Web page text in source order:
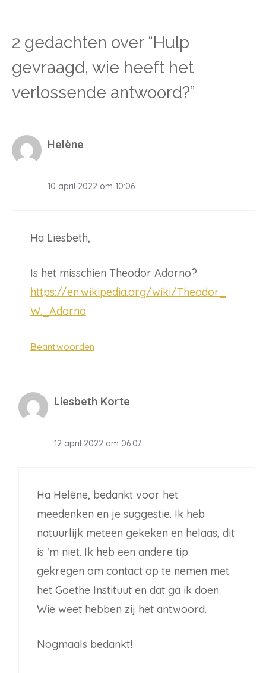
2 gedachten over “Hulp
gevraagd, wie heeft het
verlossende antwoord?”
Helène
10 april 2022 om 10:06
Ha Liesbeth,
Is het misschien Theodor Adorno?
https://en.wikipedia.org/wiki/Theodor_
W._Adorno
Beantwoorden
Liesbeth Korte
12 april 2022 om 06:07
Ha Helène, bedankt voor het
meedenken en je suggestie. Ik heb
natuurlijk meteen gekeken en helaas, dit
is ‘m niet. Ik heb een andere tip
gekregen om contact op te nemen met
het Goethe Instituut en dat ga ik doen.
Wie weet hebben zij het antwoord.
Nogmaals bedankt!